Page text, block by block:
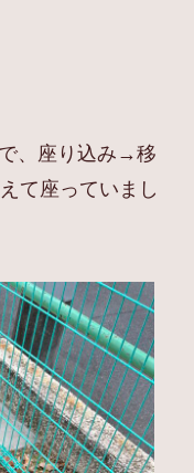
、座り込み→移
て座っていまし